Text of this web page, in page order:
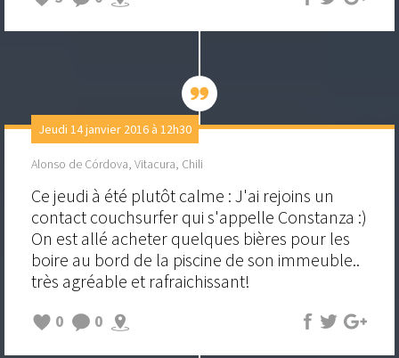
Jeudi 14 janvier 2016 à 12h30
Alonso de Córdova, Vitacura, Chili
Ce jeudi à été plutôt calme : J'ai rejoins un
contact couchsurfer qui s'appelle Constanza :)
On est allé acheter quelques bières pour les
boire au bord de la piscine de son immeuble..
très agréable et rafraichissant!
0 0